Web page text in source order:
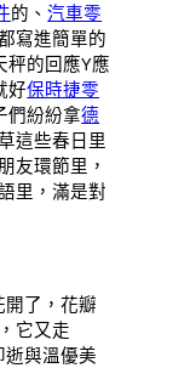
的、汽車零
寫進簡單的
秤的回應Y應
好保時捷零
們紛紛拿德
這些春日里
友環節里，
里，滿是對
開了，花瓣
它又走
逝與溫優美